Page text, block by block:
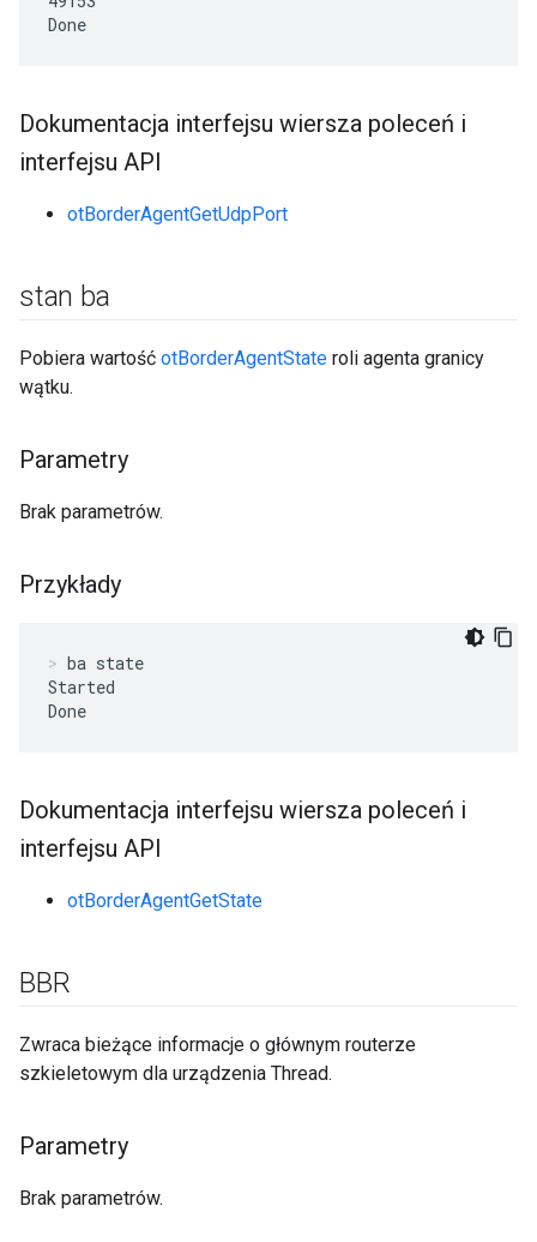
Done
Dokumentacja interfejsu wiersza poleceń i
interfejsu API
otBorderAgentGetUdpPort
stan ba
Pobiera wartość otBorderAgentState roli agenta granicy
wątku.
Parametry
Brak parametrów.
Przykłady
ba state
Started
Done
Dokumentacja interfejsu wiersza poleceń i
interfejsu API
otBorderAgentGetState
BBR
Zwraca bieżące informacje o głównym routerze
szkieletowym dla urządzenia Thread.
Parametry
Brak parametrów.